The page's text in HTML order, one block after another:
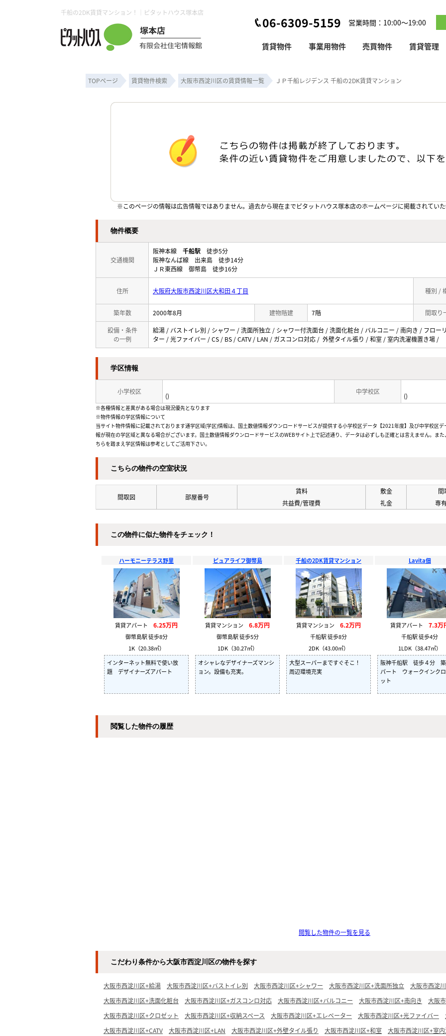
千船の2DK賃貸マンション！｜ピタットハウス塚本店
06-6309-5159 営業時間：10:00～19:00
賃貸物件 事業用物件 売買物件 賃貸管理
TOPページ 賃貸物件検索 大阪市西淀川区の賃貸情報一覧 ＪＰ千船レジデンス 千船の2DK賃貸マンション
※このページの情報は広告情報ではありません。過去から現在までピタットハウス塚本店のホームぺージに掲載されてい
物件概要
交通機関
阪神本線 千船駅 徒歩5分
阪神なんば線 出来島 徒歩14分
ＪＲ東西線 御幣島 徒歩16分
住所 大阪府大阪市西淀川区大和田４丁目 種別 /
築年数 2000年8月 建物階建 7階 間取り
設備・条件
の一例
給湯 / バストイレ別 / シャワー / 洗面所独立 / シャワー付洗面台 / 洗面化粧台 / バルコニー / 南向き / フロー
ター / 光ファイバー / CS / BS / CATV / LAN / ガスコンロ対応 / 外壁タイル張り / 和室 / 室内洗濯機置き場 /
学区情報
小学校区
()
中学校区
()
※各種情報と差異がある場合は現況優先となります
※物件情報の学区情報について
当サイト物件情報に記載されております通学区域(学区)情報は、国土数値情報ダウンロードサービスが提供する小学校区データ【2021年度】及び中学校区
報が現在の学区域と異なる場合がございます。国土数値情報ダウンロードサービスのWEBサイト上で記述通り、データは必ずしも正確とは言えません。ま
ちらを踏まえ学区情報は参考としてご活用下さい。
こちらの物件の空室状況
間取図 部屋番号
賃料
共益費/管理費
敷金
礼金
間
専
この物件に似た物件をチェック！
ハーモニーテラス野里
賃貸アパート 6.25万円
御幣島駅 徒歩8分
1K（20.38㎡）
インターネット無料で使い放
題 デザイナーズアパート
ピュアライフ御幣島
賃貸マンション 6.8万円
御幣島駅 徒歩5分
1DK（30.27㎡）
オシャレなデザイナーズマンシ
ョン。設備も充実。
千船の2DK賃貸マンション
賃貸マンション 6.2万円
千船駅 徒歩8分
2DK（43.00㎡）
大型スーパーまですぐそこ！
周辺環境充実
Lavita佃
賃貸アパート 7.3万
千船駅 徒歩4分
1LDK（38.47㎡）
阪神千船駅 徒歩４分
パート ウォークインク
ット
閲覧した物件の履歴
閲覧した物件の一覧を見る
こだわり条件から大阪市西淀川区の物件を探す
大阪市西淀川区+給湯 大阪市西淀川区+バストイレ別 大阪市西淀川区+シャワー 大阪市西淀川区+洗面所独立
大阪市西淀
大阪市西淀川区+洗面化粧台
大阪市西淀川区+ガスコンロ対応 大阪市西淀川区+バルコニー 大阪市西淀川区+南向き
大阪
大阪市西淀川区+クロゼット
大阪市西淀川区+収納スペース 大阪市西淀川区+エレベーター 大阪市西淀川区+光ファイバー
大阪市西淀川区+CATV
大阪市西淀川区+LAN 大阪市西淀川区+外壁タイル張り 大阪市西淀川区+和室
大阪市西淀川区+室